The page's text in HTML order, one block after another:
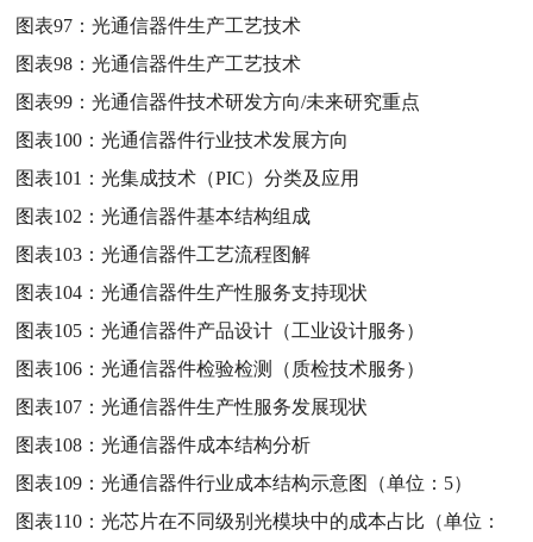
图表97：光通信器件生产工艺技术
图表98：光通信器件生产工艺技术
图表99：光通信器件技术研发方向/未来研究重点
图表100：光通信器件行业技术发展方向
图表101：光集成技术（PIC）分类及应用
图表102：光通信器件基本结构组成
图表103：光通信器件工艺流程图解
图表104：光通信器件生产性服务支持现状
图表105：光通信器件产品设计（工业设计服务）
图表106：光通信器件检验检测（质检技术服务）
图表107：光通信器件生产性服务发展现状
图表108：光通信器件成本结构分析
图表109：光通信器件行业成本结构示意图（单位：5）
图表110：光芯片在不同级别光模块中的成本占比（单位：